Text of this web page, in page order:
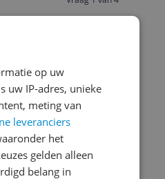
op uw
uw IP-adres, unieke
meting van
leveranciers
het
gelden alleen
belang in